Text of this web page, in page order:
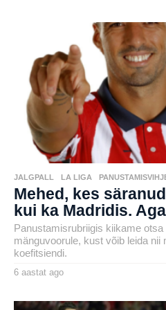
t
a
g
JALGPALL ,LA LIGA ,
Mehed, kes
kui ka Madridis.
Panustamisrubriigis kiikame
mänguvoorule, kust võib leida nii
koefitsiendi.
karlj
6 aastat ago
s